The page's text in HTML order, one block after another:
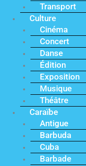
Transport
Culture
Cinéma
Concert
Danse
Édition
Exposition
Musique
Théâtre
Caraïbe
Antigue
Barbuda
Cuba
Barbade